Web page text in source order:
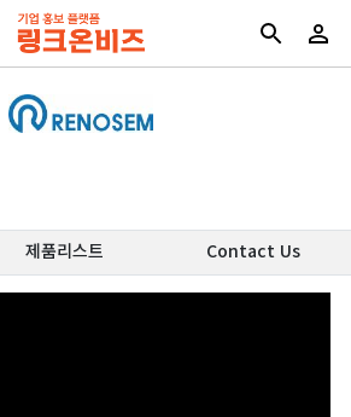
제품리스트 Contact Us